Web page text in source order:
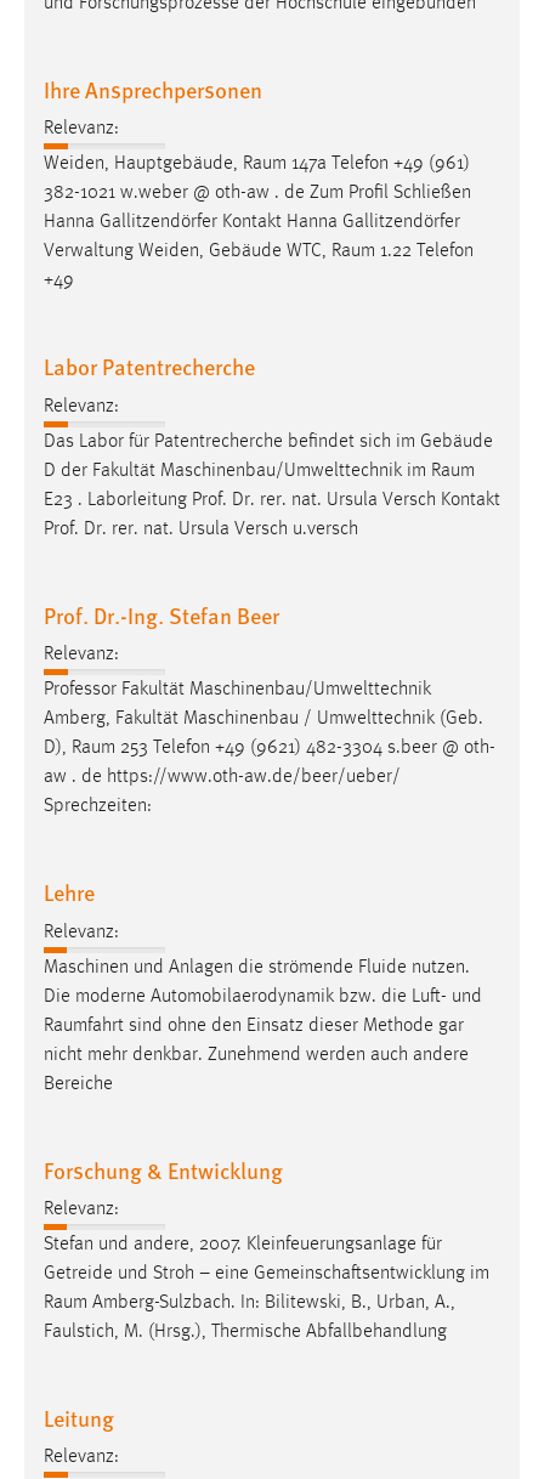
Ihre Ansprechpersonen
Relevanz:
Weiden, Hauptgebäude, Raum 147a Telefon +49 (961)
382-1021 w.weber @ oth-aw . de Zum Profil Schließen
Hanna Gallitzendörfer Kontakt Hanna Gallitzendörfer
Verwaltung Weiden, Gebäude WTC, Raum 1.22 Telefon
+49
Labor Patentrecherche
Relevanz:
Das Labor für Patentrecherche befindet sich im Gebäude
D der Fakultät Maschinenbau/Umwelttechnik im Raum
E23 . Laborleitung Prof. Dr. rer. nat. Ursula Versch Kontakt
Prof. Dr. rer. nat. Ursula Versch u.versch
Prof. Dr.-Ing. Stefan Beer
Relevanz:
Professor Fakultät Maschinenbau/Umwelttechnik
Amberg, Fakultät Maschinenbau / Umwelttechnik (Geb.
D), Raum 253 Telefon +49 (9621) 482-3304 s.beer @ oth-
aw . de https://www.oth-aw.de/beer/ueber/
Sprechzeiten:
Lehre
Relevanz:
Maschinen und Anlagen die strömende Fluide nutzen.
Die moderne Automobilaerodynamik bzw. die Luft- und
Raumfahrt sind ohne den Einsatz dieser Methode gar
nicht mehr denkbar. Zunehmend werden auch andere
Bereiche
Forschung & Entwicklung
Relevanz:
Stefan und andere, 2007. Kleinfeuerungsanlage für
Getreide und Stroh – eine Gemeinschaftsentwicklung im
Raum Amberg-Sulzbach. In: Bilitewski, B., Urban, A.,
Faulstich, M. (Hrsg.), Thermische Abfallbehandlung
Leitung
Relevanz:
STATISTIK
Statistik Cookies erfassen Informationen anonym.
Diese Informationen helfen uns zu verstehen, wie
unsere Besucher unsere Website nutzen.
Matomo
Zweck:
Cookie Laufzeit:
Max. 13 Monate
verwendet, um personalisierte Werbung anzuzeigen.
Sie tun dies, indem sie Besucher über Websites
hinweg verfolgen.
Google Ads
Name:
_gcl_au
Google Ireland Limited
Zweck:
Conversion-Tracking
Cookie Laufzeit:
3 Monate
_fbp
Facebook
Zweck:
Conversion-Tracking